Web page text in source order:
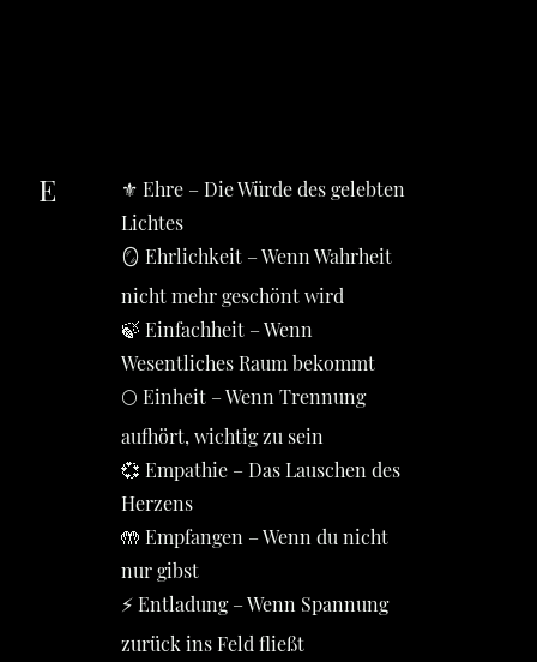
E
⚜️ Ehre – Die Würde des gelebten
Lichtes
🪞 Ehrlichkeit – Wenn Wahrheit
nicht mehr geschönt wird
🍃 Einfachheit – Wenn
Wesentliches Raum bekommt
🌕 Einheit – Wenn Trennung
aufhört, wichtig zu sein
💞 Empathie – Das Lauschen des
Herzens
🤲 Empfangen – Wenn du nicht
nur gibst
⚡ Entladung – Wenn Spannung
zurück ins Feld fließt